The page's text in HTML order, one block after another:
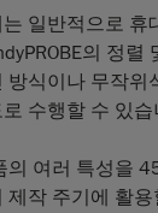
일반적으로 휴
의 정렬
방식이나 무작위
수행할 수 있습
의 여러 특성을
제작 주기에 활